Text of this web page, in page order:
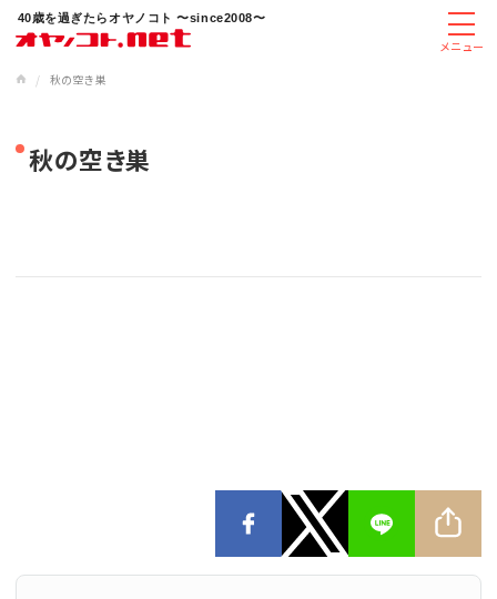
40歳を過ぎたらオヤノコト 〜since2008〜
メニュー
/ 秋の空き巣
秋の空き巣